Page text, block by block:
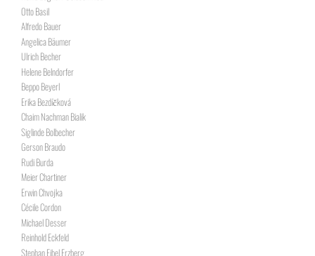
Otto Basil
Alfredo Bauer
Angelica Bäumer
Ulrich Becher
Helene Belndorfer
Beppo Beyerl
Erika Bezdíčková
Chaim Nachman Bialik
Siglinde Bolbecher
Gerson Braudo
Rudi Burda
Meier Chartiner
Erwin Chvojka
Cécile Cordon
Michael Desser
Reinhold Eckfeld
Stephan Eibel Erzberg